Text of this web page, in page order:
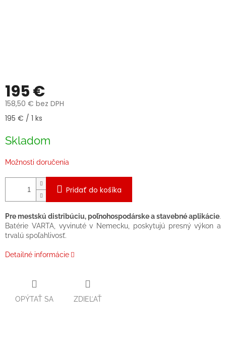
195 €
158,50 € bez DPH
Jednotková
195 € / 1 ks
Skladom
Možnosti doručenia
Pridať do košíka
Pre mestskú distribúciu, poľnohospodárske a stavebné aplikácie.
Batérie VARTA, vyvinuté v Nemecku, poskytujú presný výkon a
trvalú spoľahlivosť.
Detailné informácie
OPÝTAŤ SA ZDIEĽAŤ